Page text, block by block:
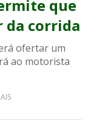
que
da corrida
ofertar um
ao motorista